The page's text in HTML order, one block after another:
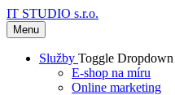
IT STUDIO s.r.o.
Menu
Služby Toggle Dropdown
E-shop na míru
Online marketing